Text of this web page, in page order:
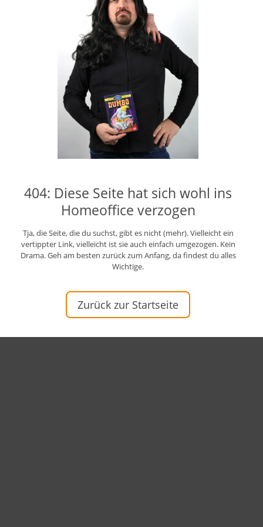
404: Diese Seite hat sich wohl ins
Homeoffice verzogen
Tja, die Seite, die du suchst, gibt es nicht (mehr). Vielleicht ein
vertippter Link, vielleicht ist sie auch einfach umgezogen. Kein
Drama. Geh am besten zurück zum Anfang, da findest du alles
Wichtige.
Zurück zur Startseite